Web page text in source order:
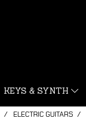
KEYS & SYNTH
ELECTRIC GUITARS